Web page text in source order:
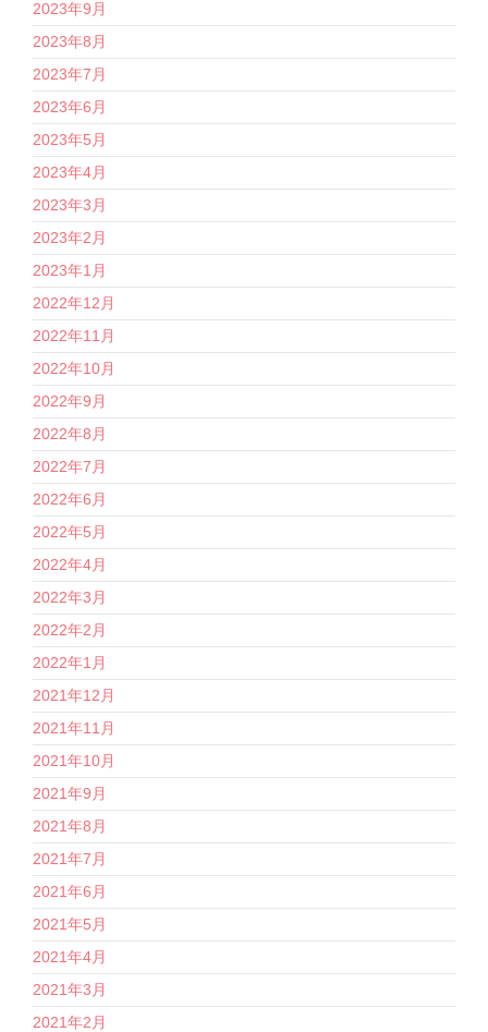
2023年9月
2023年8月
2023年7月
2023年6月
2023年5月
2023年4月
2023年3月
2023年2月
2023年1月
2022年12月
2022年11月
2022年10月
2022年9月
2022年8月
2022年7月
2022年6月
2022年5月
2022年4月
2022年3月
2022年2月
2022年1月
2021年12月
2021年11月
2021年10月
2021年9月
2021年8月
2021年7月
2021年6月
2021年5月
2021年4月
2021年3月
2021年2月